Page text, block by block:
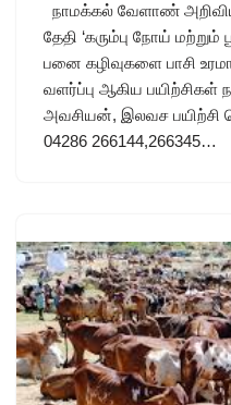
நாமக்கல் வேளாண்
தேதி ‘கரும்பு நோய் மற்றும்
பனை கழிவுகளை பாசி
வளர்ப்பு ஆகிய பயிற்சிகள்
அவசியன், இலவச பயிற்சி
04286 266144,266345…